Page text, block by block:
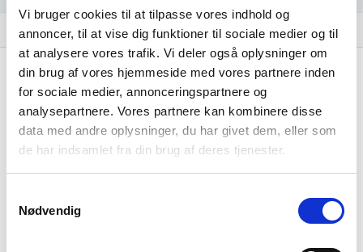
Vi bruger cookies til at tilpasse vores indhold og
annoncer, til at vise dig funktioner til sociale medier og til
at analysere vores trafik. Vi deler også oplysninger om
din brug af vores hjemmeside med vores partnere inden
for sociale medier, annonceringspartnere og
analysepartnere. Vores partnere kan kombinere disse
data med andre oplysninger, du har givet dem, eller som
de har indsamlet fra din brug af deres tjenester.
Nødvendig
assignment Regnskaber
Resultat i 1000 DKK 2025-06
Nettoomsætning
Bruttofortjeneste 291
70